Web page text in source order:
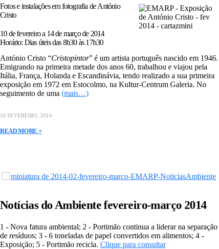
Fotos e instalações em fotografia de António
Cristo
10 de fevereiro a 14 de março de 2014
Horário: Dias úteis das 8h30 às 17h30
António Cristo “Cristopintor” é um artista português nascido em 1946.
Emigrando na primeira metade dos anos 60, trabalhou e viajou pela
Itália, França, Holanda e Escandinávia, tendo realizado a sua primeira
exposição em 1972 em Estocolmo, na Kultur-Centrum Galeria. No
seguimento de uma (mais…)
10 FEVEREIRO, 2014
READ MORE +
Notícias do Ambiente fevereiro-março 2014
1 - Nova fatura ambiental; 2 - Portimão continua a liderar na separação
de resíduos; 3 - 6 toneladas de papel convertidos em alimentos; 4 -
Exposição; 5 - Portimão recicla. Clique para consultar